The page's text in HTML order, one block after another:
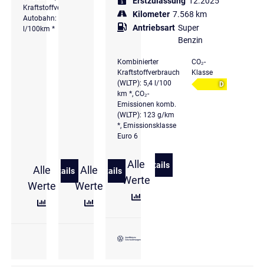
Kraftstoffverbrauch
Autobahn: 5,8
l/100km *
Alle
Werte
Details
zu Volkswagen Taigo R-Line 1,0 l TSI OPF 85 kW
Alle
Werte
Details
zu Volkswagen Taigo Life 1,0 l TSI OPF
Kilometer 7.568 km
Antriebsart Super
Benzin
Kombinierter
Kraftstoffverbrauch
(WLTP): 5,4 l/100
km *, CO₂-
Emissionen komb.
(WLTP): 123 g/km
*, Emissionsklasse
Euro 6
CO₂-
Klasse
D
Alle
Werte
Details
zu Volkswagen Taigo R-